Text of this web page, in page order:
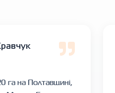
га на Полтавщині,